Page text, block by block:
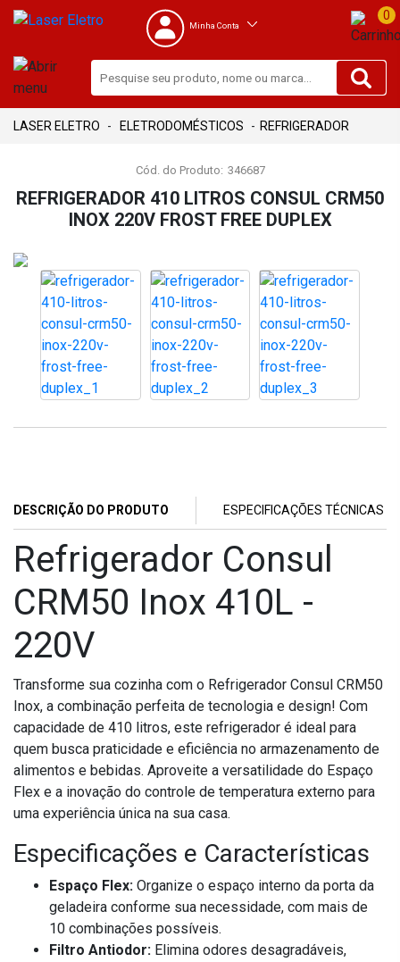
Minha Conta
0
ELETRODOMÉSTICOS REFRIGERADOR
Cód. do Produto: 346687
REFRIGERADOR 410 LITROS CONSUL CRM50
INOX 220V FROST FREE DUPLEX
DESCRIÇÃO DO PRODUTO ESPECIFICAÇÕES TÉCNICAS
Refrigerador Consul
CRM50 Inox 410L -
220V
Transforme sua cozinha com o Refrigerador Consul CRM50
Inox, a combinação perfeita de tecnologia e design! Com
capacidade de 410 litros, este refrigerador é ideal para
quem busca praticidade e eficiência no armazenamento de
alimentos e bebidas. Aproveite a versatilidade do Espaço
Flex e a inovação do controle de temperatura externo para
uma experiência única na sua casa.
Especificações e Características
Espaço Flex: Organize o espaço interno da porta da
geladeira conforme sua necessidade, com mais de
10 combinações possíveis.
Filtro Antiodor: Elimina odores desagradáveis,